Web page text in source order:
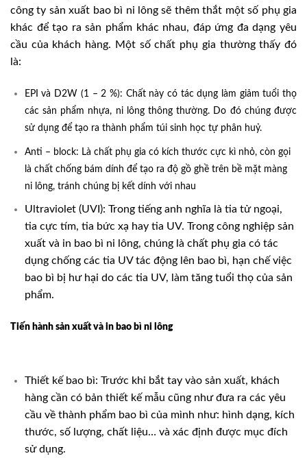
công ty sản xuất bao bì ni lông sẽ thêm thắt một số phụ gia
khác để tạo ra sản phẩm khác nhau, đáp ứng đa dạng yêu
cầu của khách hàng. Một số chất phụ gia thường thấy đó
là:
EPI và D2W (1 – 2 %): Chất này có tác dụng làm giảm tuổi thọ
các sản phẩm nhựa, ni lông thông thường. Do đó chúng được
sử dụng để tạo ra thành phẩm túi sinh học tự phân huỷ.
Anti – block: Là chất phụ gia có kích thước cực kì nhỏ, còn gọi
là chất chống bám dính để tạo ra độ gồ ghề trên bề mặt màng
ni lông, tránh chúng bị kết dính với nhau
Ultraviolet (UVI): Trong tiếng anh nghĩa là tia tử ngoại,
tia cực tím, tia bức xạ hay tia UV. Trong công nghiệp sản
xuất và in bao bì ni lông, chúng là chất phụ gia có tác
dụng chống các tia UV tác động lên bao bì, hạn chế việc
bao bì bị hư hại do các tia UV, làm tăng tuổi thọ của sản
phẩm.
Tiến hành sản xuất và in bao bì ni lông
Thiết kế bao bì: Trước khi bắt tay vào sản xuất, khách
hàng cần có bản thiết kế mẫu cũng như đưa ra các yêu
cầu về thành phẩm bao bì của mình như: hình dạng, kích
thước, số lượng, chất liệu… và xác định được mục đích
sử dụng.